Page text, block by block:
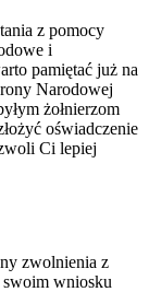
z pomocy
i
pamiętać już na
Narodowej
żołnierzom
oświadczenie
Ci lepiej
zwolnienia z
wniosku